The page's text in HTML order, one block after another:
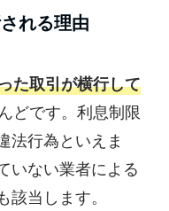
れる理由
た取引が横行して
どです。利息制限
法行為といえま
いない業者による
当します。